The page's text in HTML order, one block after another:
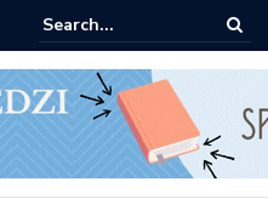
Matras: 10 książek za 69 zł